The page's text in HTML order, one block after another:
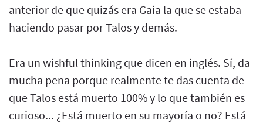
anterior de que quizás era Gaia la que se estaba
haciendo pasar por Talos y demás.
Era un wishful thinking que dicen en inglés. Sí, da
mucha pena porque realmente te das cuenta de
que Talos está muerto 100% y lo que también es
curioso... ¿Está muerto en su mayoría o no? Está